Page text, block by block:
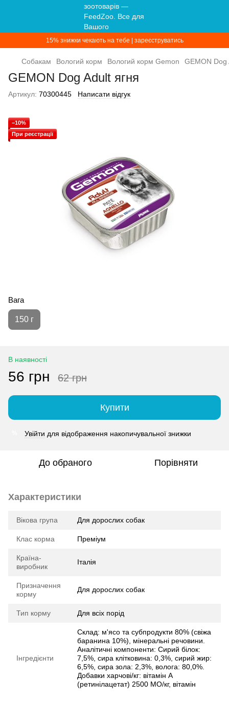
15% знижки чекають на тебе | зареєструватись
Собакам Вологий корм Вологий корм Gemon GEMON Dog
GEMON Dog Adult ягня
Артикул: 70300445 Написати відгук
−10%
При реєстрації
Вага
150 г
В наявності
56 грн 62 грн
Купити
Увійти для відображення накопичувальної знижки
До обраного Порівняти
Характеристики
Вікова група Для дорослих собак
Клас корма Преміум
Країна-
виробник
Італія
Призначення
корму
Для дорослих собак
Тип корму Для всіх порід
Інгредієнти
Склад: м'ясо та субпродукти 80% (свіжа
баранина 10%), мінеральні речовини.
Аналітичні компоненти: Сирий білок:
7,5%, сира клітковина: 0,3%, сирий жир:
6,5%, сира зола: 2,3%, волога: 80,0%.
Добавки харчові/кг: вітамін А
(ретинілацетат) 2500 МО/кг, вітамін